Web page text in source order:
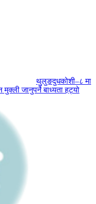
थुलुङदुधकोशी–८ मा
जानुपर्ने बाध्यता हट्यो